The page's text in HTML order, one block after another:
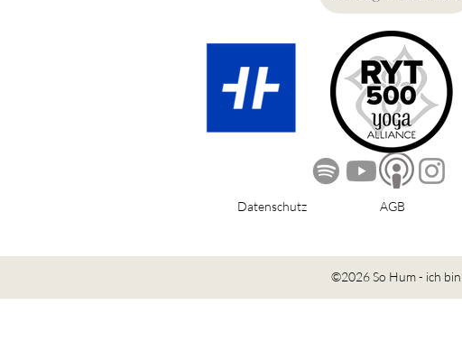
Datenschutz AGB
©2026 So Hum - ich bin